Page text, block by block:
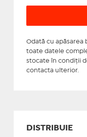
Odată cu apăsarea
toate datele
stocate în condiţii
contacta ulterior.
DISTRIBUIE